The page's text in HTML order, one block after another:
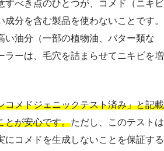
すべき点のひとつが、コメド（ニキビ
分を含む製品を使わないことです。
い油分（一部の植物油、バター類な
ラーは、毛穴を詰まらせてニキビを増
コメドジェニックテスト済み」と記載
とが安心です。ただし、このテストは
にコメドを生成しないことを保証する